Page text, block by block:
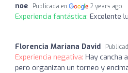
noe Publicada en 2 years ago
Experiencia fantástica: Excelente
Florencia Mariana David
Experiencia negativa: Hay cancha
pero organizan un torneo y